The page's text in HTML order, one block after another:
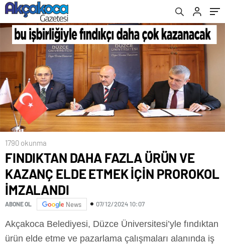
1790 okunma
FINDIKTAN DAHA FAZLA ÜRÜN VE
KAZANÇ ELDE ETMEK İÇİN PROROKOL
İMZALANDI
ABONE OL News 07/12/2024 10:07
Akçakoca Belediyesi, Düzce Üniversitesi’yle fındıktan
ürün elde etme ve pazarlama çalışmaları alanında iş
ÇÖZECEK